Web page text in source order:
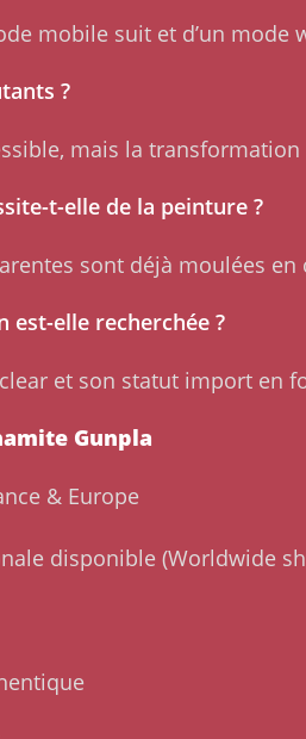
mobile suit et d’un mode
?
mais la
t-elle de la peinture ?
sont déjà moulées
est-elle recherchée ?
et son statut import en
Gunpla
& Europe
disponible (Worldwide